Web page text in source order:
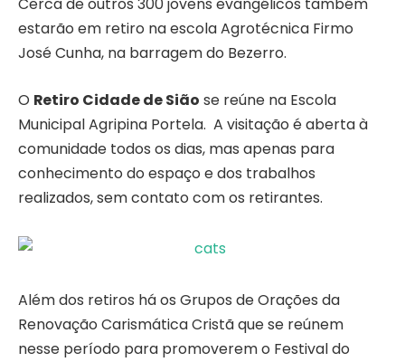
estarão em retiro na escola Agrotécnica Firmo
José Cunha, na barragem do Bezerro.
O Retiro Cidade de Sião se reúne na Escola
Municipal Agripina Portela. A visitação é aberta à
comunidade todos os dias, mas apenas para
conhecimento do espaço e dos trabalhos
realizados, sem contato com os retirantes.
Além dos retiros há os Grupos de Orações da
Renovação Carismática Cristã que se reúnem
nesse período para promoverem o Festival do